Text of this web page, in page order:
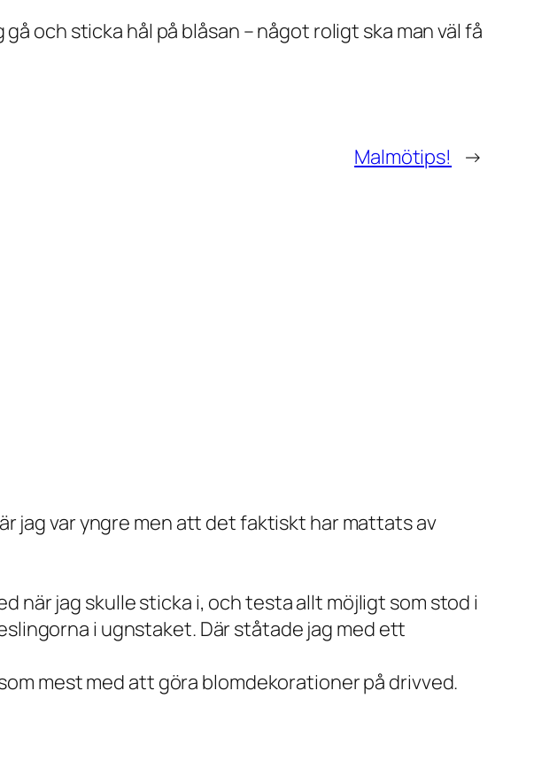
och sticka hål på blåsan – något roligt ska man väl få
Malmötips! →
jag var yngre men att det faktiskt har mattats av
när jag skulle sticka i, och testa allt möjligt som stod i
i ugnstaket. Där ståtade jag med ett
mest med att göra blomdekorationer på drivved.